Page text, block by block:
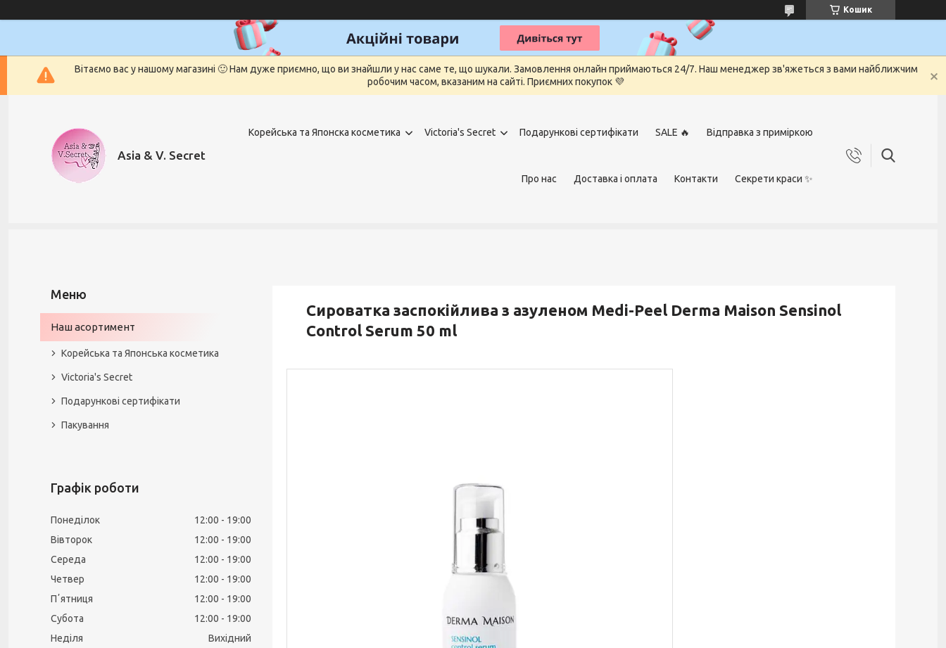
Кошик
Вітаємо вас у нашому магазині 🙂 Нам дуже приємно, що ви знайшли у нас саме те, що шукали. Замовлення онлайн приймаються 24/7. Наш менеджер зв'яжеться з вами найближчим
робочим часом, вказаним на сайті. Приємних покупок 💜
Asia & V. Secret
Корейська та Японска косметика Victoria's Secret Подарункові сертифікати SALE 🔥 Відправка з приміркою
Про нас Доставка і оплата Контакти Секрети краси ✨
Сироватка заспокійлива з азуленом Medi-Peel Derma Maison Sensinol
Control Serum 50 ml
Наш асортимент
Корейська та Японська косметика
Victoria's Secret
Подарункові сертифікати
Пакування
Графік роботи
Понеділок 12:00
19:00
Вівторок
12:00
19:00
Середа
12:00
19:00
Четвер
12:00
19:00
Пʼятниця
12:00
19:00
Субота
12:00
19:00
Неділя
Вихідний